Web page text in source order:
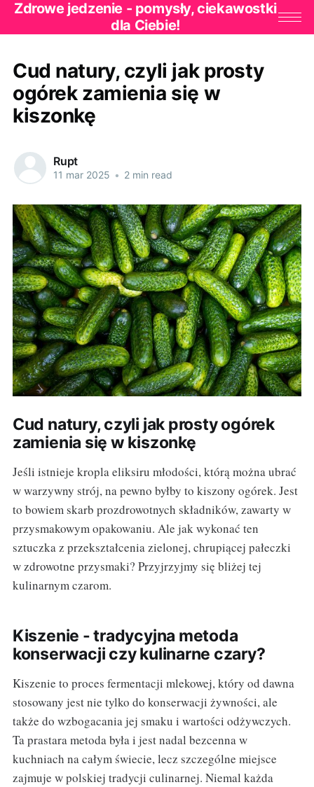
Zdrowe jedzenie - pomysły, ciekawostki
dla Ciebie!
Cud natury, czyli jak prosty
ogórek zamienia się w
kiszonkę
Rupt
11 mar 2025 • 2 min read
Cud natury, czyli jak prosty ogórek
zamienia się w kiszonkę
Jeśli istnieje kropla eliksiru młodości, którą można ubrać
w warzywny strój, na pewno byłby to kiszony ogórek. Jest
to bowiem skarb prozdrowotnych składników, zawarty w
przysmakowym opakowaniu. Ale jak wykonać ten
sztuczka z przekształcenia zielonej, chrupiącej pałeczki
w zdrowotne przysmaki? Przyjrzyjmy się bliżej tej
kulinarnym czarom.
Kiszenie - tradycyjna metoda
konserwacji czy kulinarne czary?
Kiszenie to proces fermentacji mlekowej, który od dawna
stosowany jest nie tylko do konserwacji żywności, ale
także do wzbogacania jej smaku i wartości odżywczych.
Ta prastara metoda była i jest nadal bezcenna w
kuchniach na całym świecie, lecz szczególne miejsce
zajmuje w polskiej tradycji culinarnej. Niemal każda